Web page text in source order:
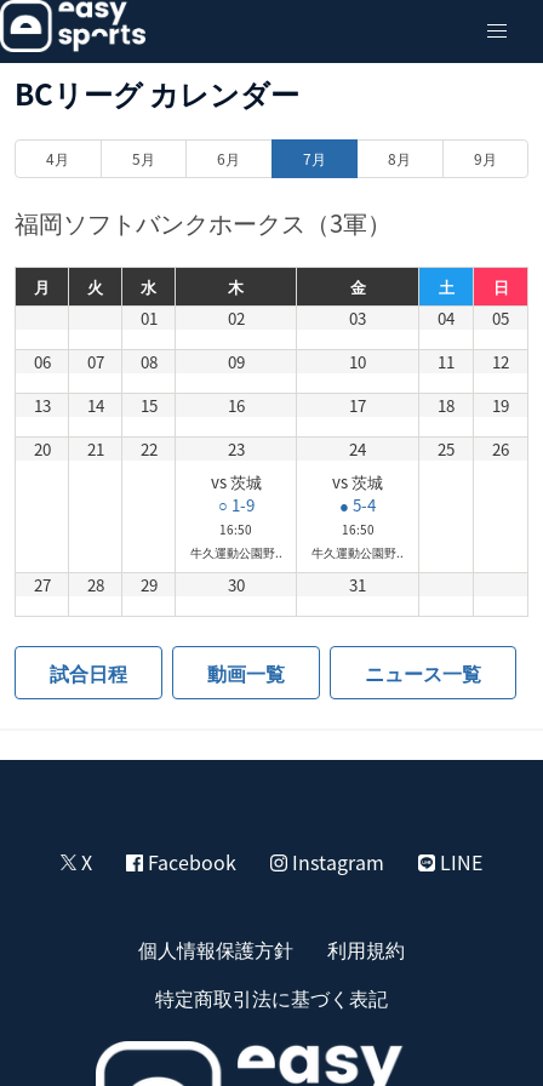
BCリーグ カレンダー
4月 5月 6月 7月 8月 9月
福岡ソフトバンクホークス（3軍）
月 火 水 木 金 土
日
01
02 03 04
05
06
07 08 09 10 11
12
13
14 15 16 17 18
19
20
21 22
23
vs 茨城
○ 1-9
16:50
牛久運動公園野..
24
vs 茨城
● 5-4
16:50
牛久運動公園野..
25 26
27 28 29 30 31
試合日程 動画一覧 ニュース一覧
X Facebook Instagram LINE
個人情報保護方針
利用規約
特定商取引法に基づく表記